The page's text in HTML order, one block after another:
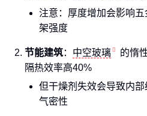
注意：厚度增加会影响
架强度
节能建筑： 中空玻璃
的惰
隔热效率高40%
但干燥剂失效会导致内
气密性